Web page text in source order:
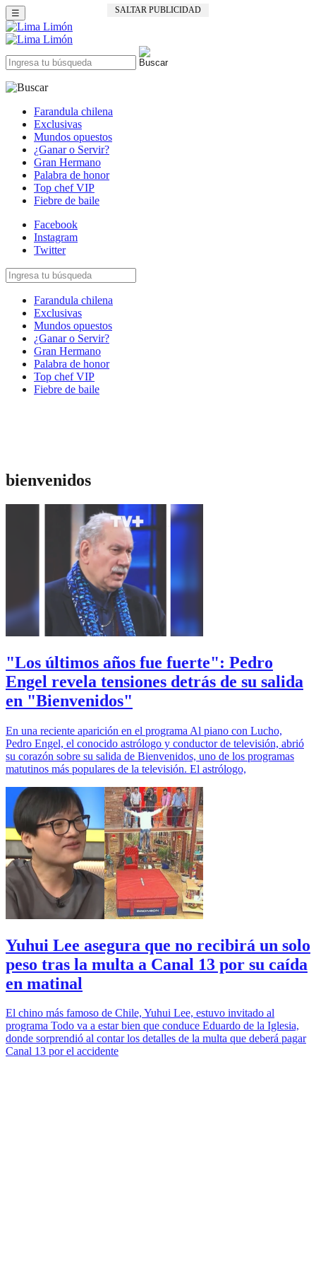
SALTAR PUBLICIDAD
☰
Farandula chilena
Exclusivas
Mundos opuestos
¿Ganar o Servir?
Gran Hermano
Palabra de honor
Top chef VIP
Fiebre de baile
Facebook
Instagram
Twitter
Farandula chilena
Exclusivas
Mundos opuestos
¿Ganar o Servir?
Gran Hermano
Palabra de honor
Top chef VIP
Fiebre de baile
bienvenidos
"Los últimos años fue fuerte": Pedro
Engel revela tensiones detrás de su salida
en "Bienvenidos"
En una reciente aparición en el programa Al piano con Lucho,
Pedro Engel, el conocido astrólogo y conductor de televisión, abrió
su corazón sobre su salida de Bienvenidos, uno de los programas
matutinos más populares de la televisión. El astrólogo,
Yuhui Lee asegura que no recibirá un solo
peso tras la multa a Canal 13 por su caída
en matinal
El chino más famoso de Chile, Yuhui Lee, estuvo invitado al
programa Todo va a estar bien que conduce Eduardo de la Iglesia,
donde sorprendió al contar los detalles de la multa que deberá pagar
Canal 13 por el accidente